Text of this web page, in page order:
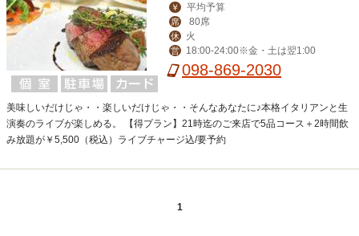
￥ 平均予算
席 80席
休 火
営 18:00-24:00※金・土は翌1:00
098-869-2030
美味しいだけじゃ・・楽しいだけじゃ・・そんなあなたに♪本格イタリアンと生
演奏のライブが楽しめる。 【得プラン】21時迄のご来店で5品コース＋2時間飲
み放題が￥5,500（税込）ライブチャージ込/要予約
1